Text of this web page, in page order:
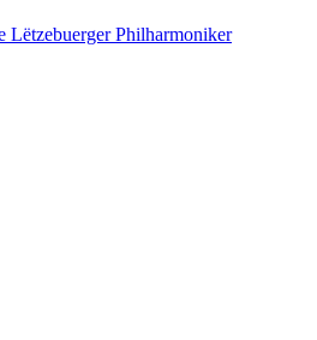
Lëtzebuerger Philharmoniker